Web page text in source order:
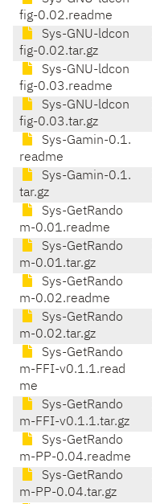
fig-0.02.readme
Sys-GNU-ldcon
fig-0.02.tar.gz
Sys-GNU-ldcon
fig-0.03.readme
Sys-GNU-ldcon
fig-0.03.tar.gz
Sys-Gamin-0.1.
readme
Sys-Gamin-0.1.
tar.gz
Sys-GetRando
m-0.01.readme
Sys-GetRando
m-0.01.tar.gz
Sys-GetRando
m-0.02.readme
Sys-GetRando
m-0.02.tar.gz
Sys-GetRando
m-FFI-v0.1.1.read
me
Sys-GetRando
m-FFI-v0.1.1.tar.gz
Sys-GetRando
m-PP-0.04.readme
Sys-GetRando
m-PP-0.04.tar.gz